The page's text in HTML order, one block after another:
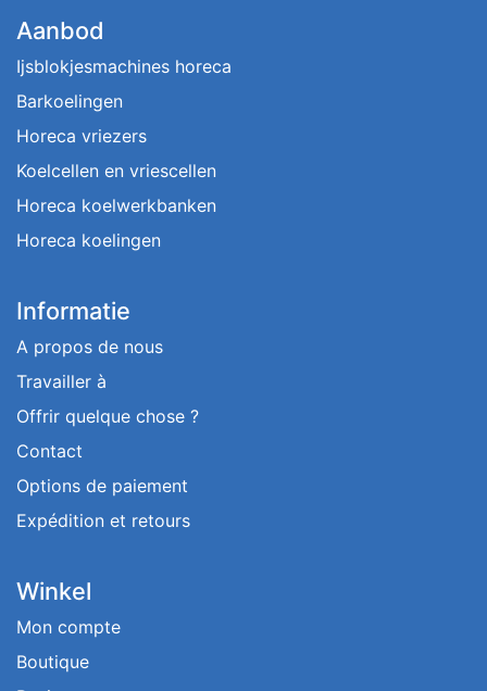
Aanbod
Ijsblokjesmachines horeca
Barkoelingen
Horeca vriezers
Koelcellen en vriescellen
Horeca koelwerkbanken
Horeca koelingen
Informatie
A propos de nous
Travailler à
Offrir quelque chose ?
Contact
Options de paiement
Expédition et retours
Winkel
Mon compte
Boutique